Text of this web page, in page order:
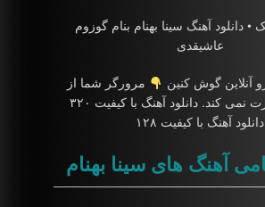
• دانلود آهنگ سینا بهنام بنام گوزوم
عاشیقدی
آنلاین گوش کنین
مرورگر شما از
Player ساپورت نمی کند. دانلود آهنگ با کیفیت ۳۲۰
دانلود آهنگ با کیفیت ۱۲۸
آهنگ های سینا بهنام